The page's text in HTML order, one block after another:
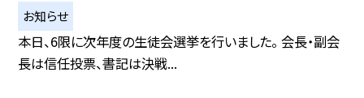
お知らせ
本日、6限に次年度の生徒会選挙を行いました。 会長・副会
長は信任投票、書記は決戦...